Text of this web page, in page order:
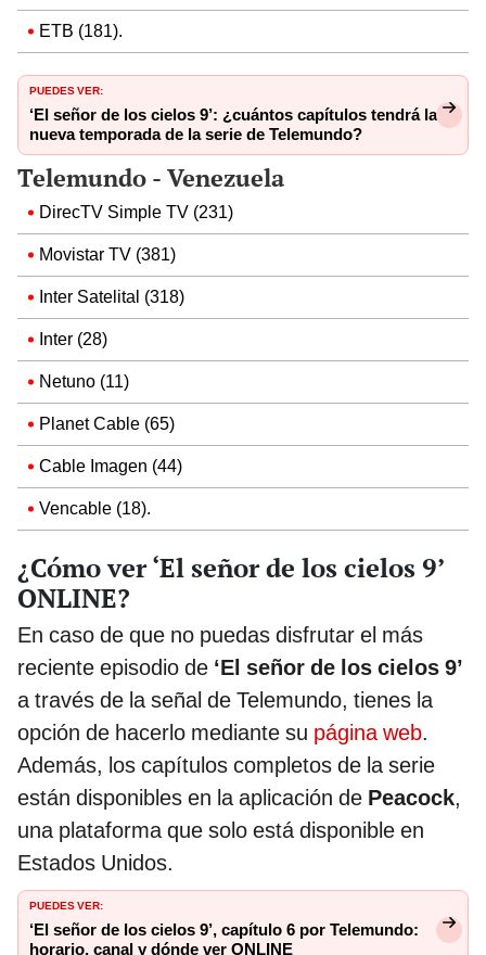
ETB (181).
PUEDES VER:
‘El señor de los cielos 9’: ¿cuántos capítulos tendrá la
nueva temporada de la serie de Telemundo?
Telemundo - Venezuela
DirecTV Simple TV (231)
Movistar TV (381)
Inter Satelital (318)
Inter (28)
Netuno (11)
Planet Cable (65)
Cable Imagen (44)
Vencable (18).
¿Cómo ver ‘El señor de los cielos 9’
ONLINE?
En caso de que no puedas disfrutar el más
reciente episodio de ‘El señor de los cielos 9’
a través de la señal de Telemundo, tienes la
opción de hacerlo mediante su página web.
Además, los capítulos completos de la serie
están disponibles en la aplicación de Peacock,
una plataforma que solo está disponible en
Estados Unidos.
PUEDES VER:
‘El señor de los cielos 9’, capítulo 6 por Telemundo:
horario, canal y dónde ver ONLINE